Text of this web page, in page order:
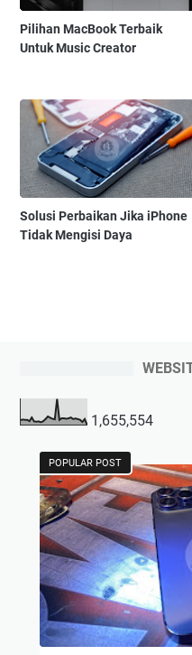
Pilihan MacBook Terbaik
Untuk Music Creator
Solusi Perbaikan Jika iPhone
Tidak Mengisi Daya
1,655,554
POPULAR POST